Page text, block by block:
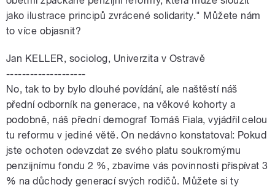
jako ilustrace principů zvrácené solidarity." Můžete nám
to více objasnit?
Jan KELLER, sociolog, Univerzita v Ostravě
--------------------
No, tak to by bylo dlouhé povídání, ale naštěstí náš
přední odborník na generace, na věkové kohorty a
podobně, náš přední demograf Tomáš Fiala, vyjádřil celou
tu reformu v jediné větě. On nedávno konstatoval: Pokud
jste ochoten odevzdat ze svého platu soukromýmu
penzijnímu fondu 2 %, zbavíme vás povinnosti přispívat 3
% na důchody generací svých rodičů. Můžete si ty